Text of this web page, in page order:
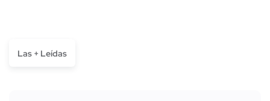
Las + Leídas